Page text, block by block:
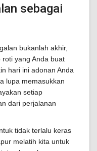
sebagai
bukanlah akhir,
yang Anda buat
hari ini adonan Anda
lupa memasukkan
setiap
dari perjalanan
tidak terlalu keras
melatih kita untuk